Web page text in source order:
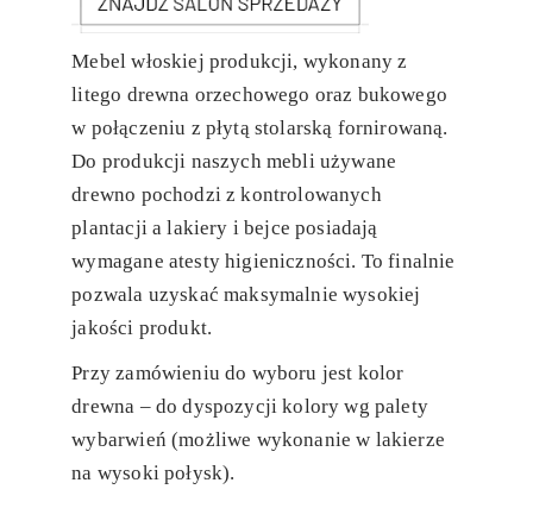
Mebel włoskiej produkcji, wykonany z
litego drewna orzechowego oraz bukowego
w połączeniu z płytą stolarską fornirowaną.
Do produkcji naszych mebli używane
drewno pochodzi z kontrolowanych
plantacji a lakiery i bejce posiadają
wymagane atesty higieniczności. To finalnie
pozwala uzyskać maksymalnie wysokiej
jakości produkt.
Przy zamówieniu do wyboru jest kolor
drewna – do dyspozycji kolory wg palety
wybarwień (możliwe wykonanie w lakierze
na wysoki połysk).